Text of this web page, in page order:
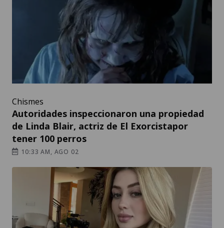
Chismes
Autoridades inspeccionaron una propiedad
de Linda Blair, actriz de El Exorcistapor
tener 100 perros
10:33 AM, AGO 02